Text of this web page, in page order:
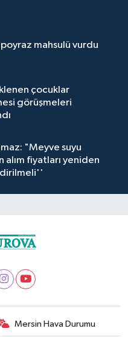
mahsulü vurdu
çocuklar
görüşmeleri
"Meyve suyu
alım fiyatları yeniden
Mersin Hava Durumu